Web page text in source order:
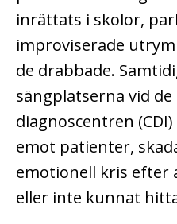
inrättats i skolor,
improviserade
de drabbade.
sängplatserna vid
diagnoscentren
emot patienter,
emotionell kris efter
eller inte kunnat